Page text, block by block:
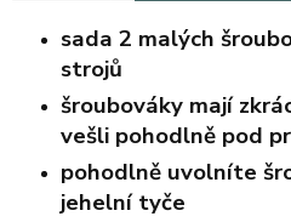
sada 2 malých
strojů
šroubováky mají
vešli pohodlně pod
pohodlně uvolníte
jehelní tyče